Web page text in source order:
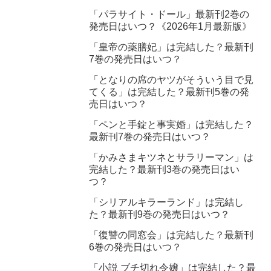
「パラサイト・ドール」最新刊2巻の
発売日はいつ？《2026年1月最新版》
「皇帝の薬膳妃」は完結した？最新刊
7巻の発売日はいつ？
「となりの席のヤツがそういう目で見
てくる」は完結した？最新刊5巻の発
売日はいつ？
「ペンと手錠と事実婚」は完結した？
最新刊7巻の発売日はいつ？
「かみさまキツネとサラリーマン」は
完結した？最新刊3巻の発売日はい
つ？
「シリアルキラーランド」は完結し
た？最新刊9巻の発売日はいつ？
「復讐の同窓会」は完結した？最新刊
6巻の発売日はいつ？
「小説 ブチ切れ令嬢」は完結した？最